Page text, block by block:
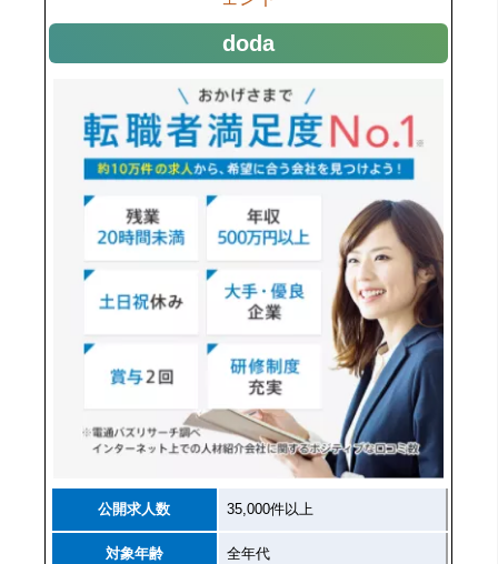
doda
公開求人数 35,000件以上
対象年齢 全年代